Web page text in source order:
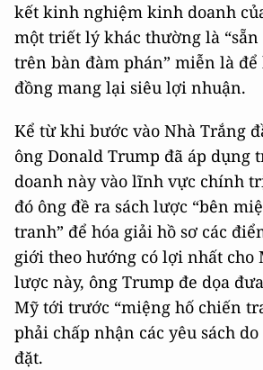
kết kinh nghiệm kinh doanh
một triết lý khác thường là “sẵn
trên bàn đàm phán” miễn là để
đồng mang lại siêu lợi nhuận.
Kể từ khi bước vào Nhà Trắng
ông Donald Trump đã áp dụng
doanh này vào lĩnh vực chính
đó ông đề ra sách lược “bên
tranh” để hóa giải hồ sơ các
giới theo hướng có lợi nhất cho
lược này, ông Trump đe dọa
Mỹ tới trước “miệng hố chiến
phải chấp nhận các yêu sách
đặt.